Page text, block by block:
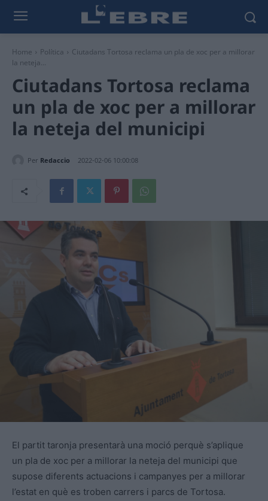
Home Política
Ciutadans Tortosa reclama un pla de xoc per a millorar
la neteja...
Ciutadans Tortosa reclama
un pla de xoc per a millorar
la neteja del municipi
Per Redaccio 2022-02-06 10:00:08
El partit taronja presentarà una moció perquè s’aplique
un pla de xoc per a millorar la neteja del municipi que
supose diferents actuacions i campanyes per a millorar
l’estat en què es troben carrers i parcs de Tortosa.